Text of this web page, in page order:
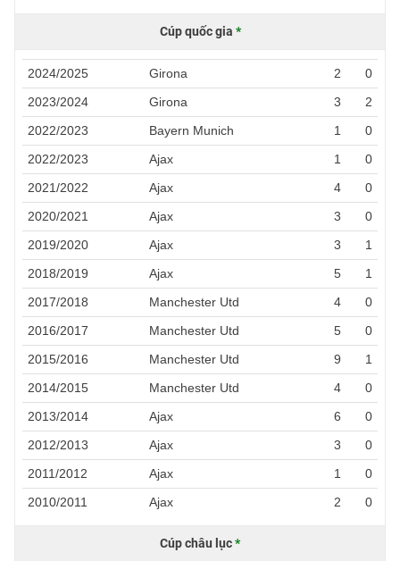
Cúp quốc gia *
2024/2025 Girona 2
0
2023/2024
Girona 3
2
2022/2023
Bayern Munich 1
0
2022/2023
Ajax 1
0
2021/2022
Ajax 4
0
2020/2021
Ajax 3
0
2019/2020
Ajax 3
1
2018/2019
Ajax 5
1
2017/2018
Manchester Utd 4
0
2016/2017
Manchester Utd 5
0
2015/2016
Manchester Utd 9
1
2014/2015
Manchester Utd 4
0
2013/2014
Ajax 6
0
2012/2013
Ajax 3
0
2011/2012
Ajax 1
0
2010/2011
Ajax 2 0
Cúp châu lục*